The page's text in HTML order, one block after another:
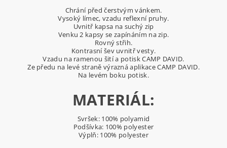
Chrání před čerstvým vánkem.
Vysoký límec, vzadu reflexní pruhy.
Uvnitř kapsa na suchý zip
Venku 2 kapsy se zapínáním na zip.
Rovný střih.
Kontrasní šev uvnitř vesty.
Vzadu na ramenou šití a potisk CAMP DAVID.
Ze předu na levé straně výrazná aplikace CAMP DAVID.
Na levém boku potisk.
MATERIÁL:
Svršek: 100% polyamid
Podšívka: 100% polyester
Výplň: 100% polyester